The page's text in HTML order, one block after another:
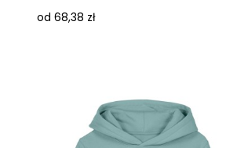
od 68,38 zł